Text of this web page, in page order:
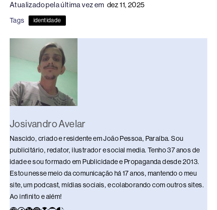
e
b
o
o
a
s
e
n
sk s
p
y
n
Atualizado pela última vez em dez 11, 2025
Tags identidade
Josivandro Avelar
Nascido, criado e residente em João Pessoa, Paraíba. Sou
publicitário, redator, ilustrador e social media. Tenho 37 anos de
idade e sou formado em Publicidade e Propaganda desde 2013.
Estou nesse meio da comunicação há 17 anos, mantendo o meu
site, um podcast, mídias sociais, e colaborando com outros sites.
Ao infinito e além!